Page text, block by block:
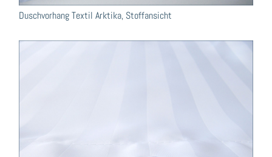
Duschvorhang Textil Arktika, Stoffansicht